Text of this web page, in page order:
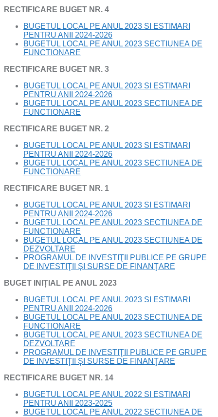
RECTIFICARE BUGET NR. 4
BUGETUL LOCAL PE ANUL 2023 SI ESTIMARI
PENTRU ANII 2024-2026
BUGETUL LOCAL PE ANUL 2023 SECTIUNEA DE
FUNCTIONARE
RECTIFICARE BUGET NR. 3
BUGETUL LOCAL PE ANUL 2023 SI ESTIMARI
PENTRU ANII 2024-2026
BUGETUL LOCAL PE ANUL 2023 SECTIUNEA DE
FUNCTIONARE
RECTIFICARE BUGET NR. 2
BUGETUL LOCAL PE ANUL 2023 SI ESTIMARI
PENTRU ANII 2024-2026
BUGETUL LOCAL PE ANUL 2023 SECTIUNEA DE
FUNCTIONARE
RECTIFICARE BUGET NR. 1
BUGETUL LOCAL PE ANUL 2023 SI ESTIMARI
PENTRU ANII 2024-2026
BUGETUL LOCAL PE ANUL 2023 SECTIUNEA DE
FUNCTIONARE
BUGETUL LOCAL PE ANUL 2023 SECTIUNEA DE
DEZVOLTARE
PROGRAMUL DE INVESTIŢII PUBLICE PE GRUPE
DE INVESTIŢII ŞI SURSE DE FINANŢARE
BUGET INIȚIAL PE ANUL 2023
BUGETUL LOCAL PE ANUL 2023 SI ESTIMARI
PENTRU ANII 2024-2026
BUGETUL LOCAL PE ANUL 2023 SECTIUNEA DE
FUNCTIONARE
BUGETUL LOCAL PE ANUL 2023 SECTIUNEA DE
DEZVOLTARE
PROGRAMUL DE INVESTIŢII PUBLICE PE GRUPE
DE INVESTIŢII ŞI SURSE DE FINANŢARE
RECTIFICARE BUGET NR. 14
BUGETUL LOCAL PE ANUL 2022 SI ESTIMARI
PENTRU ANII 2023-2025
BUGETUL LOCAL PE ANUL 2022 SECTIUNEA DE